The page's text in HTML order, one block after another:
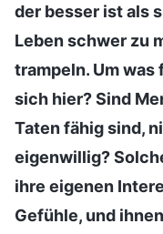
der besser ist als
Leben schwer zu
trampeln. Um was
sich hier? Sind
Taten fähig sind,
eigenwillig?
ihre eigenen
Gefühle, und